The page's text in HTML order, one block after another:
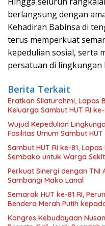
berlangsung dengan
Kehadiran Babinsa di
terus memperkuat
kepedulian sosial, serta
persatuan di lingkungan
Berita Terkait
Eratkan Silaturahmi, Lapas
Keluarga Sambut HUT RI ke-
Wujud Kepedulian
Fasilitas Umum Sambut HUT
Sambut HUT RI ke-81,
Sembako untuk Warga
Perkuat Sinergi dengan TNI
Sambangi Mako Lanal
Semarak HUT ke-81 RI,
Bendera Merah Putih
Kongres Kebudayaan